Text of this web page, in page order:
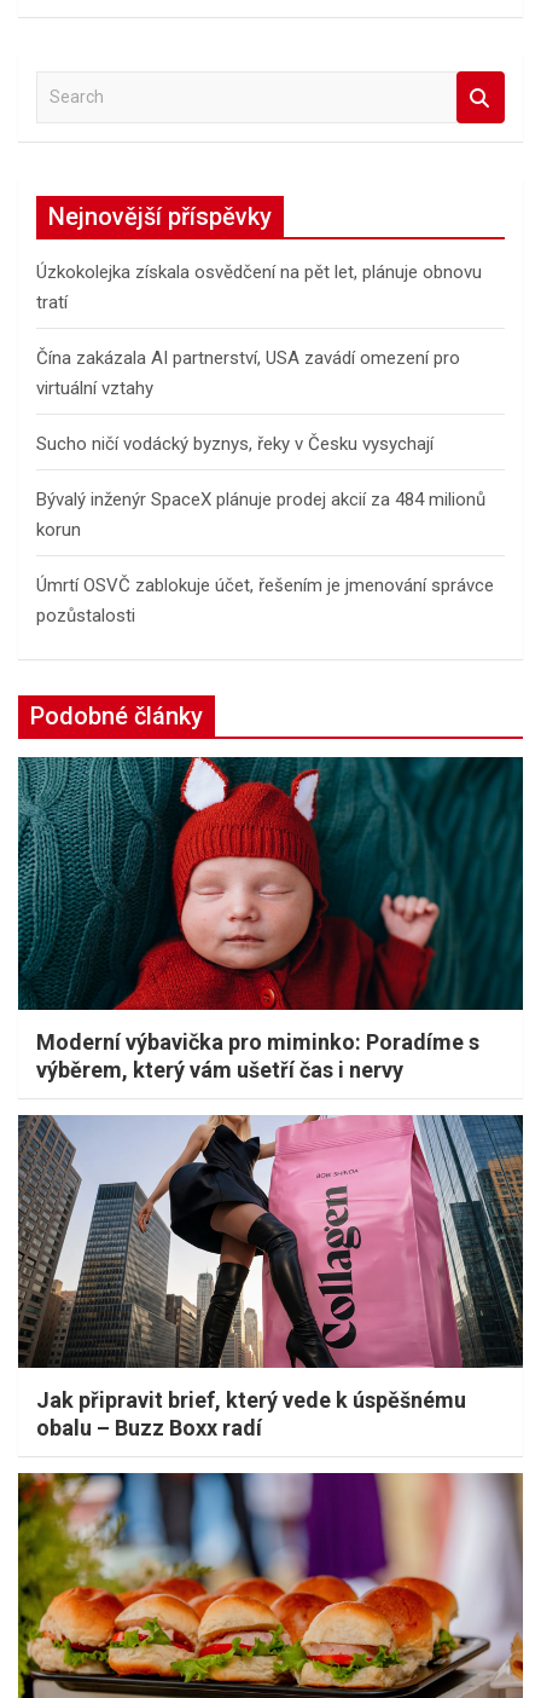
a
h
Nejnovější příspěvky
Úzkokolejka získala osvědčení na pět let, plánuje obnovu
tratí
Čína zakázala AI partnerství, USA zavádí omezení pro
virtuální vztahy
Sucho ničí vodácký byznys, řeky v Česku vysychají
Bývalý inženýr SpaceX plánuje prodej akcií za 484 milionů
korun
Úmrtí OSVČ zablokuje účet, řešením je jmenování správce
pozůstalosti
Podobné články
Moderní výbavička pro miminko: Poradíme s
výběrem, který vám ušetří čas i nervy
Jak připravit brief, který vede k úspěšnému
obalu – Buzz Boxx radí